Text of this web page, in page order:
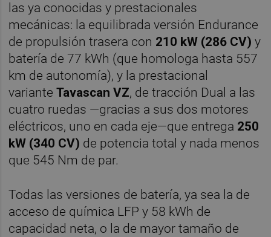
las ya conocidas y prestacionales
mecánicas: la equilibrada versión Endurance
de propulsión trasera con 210 kW (286 CV) y
batería de 77 kWh (que homologa hasta 557
km de autonomía), y la prestacional
varianteTavascan VZ, de tracción Dual a las
cuatro ruedas —gracias a sus dos motores
eléctricos, uno en cada eje—que entrega 250
kW (340 CV) de potencia total y nada menos
que 545 Nm de par.
Todas las versiones de batería, ya sea la de
acceso de química LFP y 58 kWh de
capacidad neta, o la de mayor tamaño de